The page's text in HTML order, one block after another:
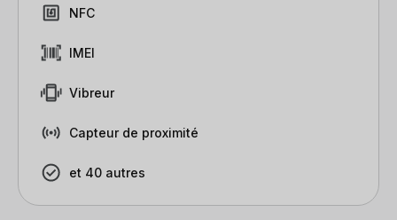
NFC
IMEI
Vibreur
Capteur de proximité
et 40 autres